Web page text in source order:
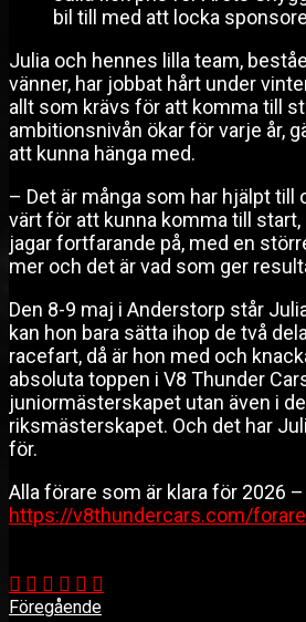
bil till med att locka
Julia och hennes lilla team,
vänner, har jobbat hårt under
allt som krävs för att komma till
ambitionsnivån ökar för varje år,
att kunna hänga med.
– Det är många som har hjälpt till
värt för att kunna komma till start,
jagar fortfarande på, med en
mer och det är vad som ger
Den 8-9 maj i Anderstorp står
kan hon bara sätta ihop de två
racefart, då är hon med och
absoluta toppen i V8 Thunder
juniormästerskapet utan även i
riksmästerskapet. Och det har
för.
Alla förare som är klara för 2026
https://v8thundercars.com/
Föregående